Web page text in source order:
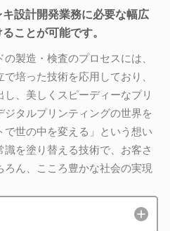
設計開発業務に必要な幅広
ことが可能です。
製造・検査のプロセスには、
培った技術を応用しており、
、美しくスピーディーなプリ
ジタルプリンティングの世界を
で世の中を変える」という想い
を塗り替える技術で、お客さ
ろん、こころ豊かな社会の実現